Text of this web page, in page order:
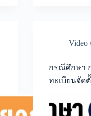
กรณีศึกษา
ทะเบียนจัด